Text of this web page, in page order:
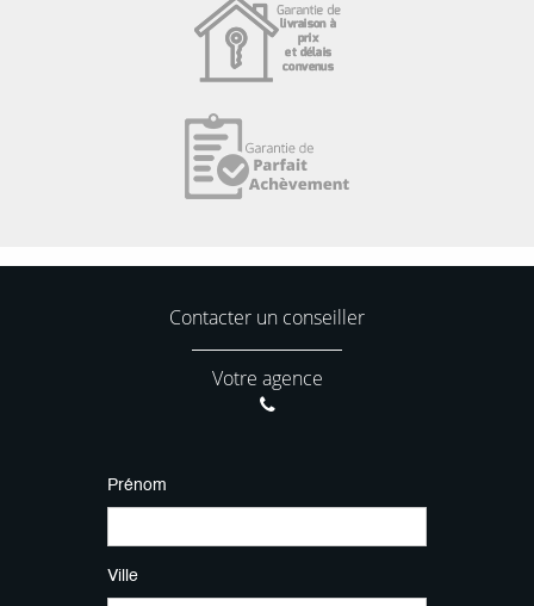
Contacter un conseiller
Votre agence
Prénom
Ville